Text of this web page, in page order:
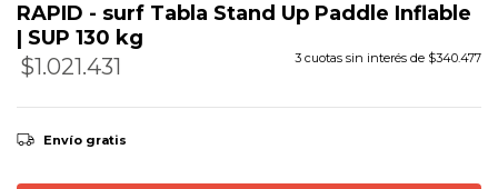
RAPID - surf Tabla Stand Up Paddle Inflable
| SUP 130 kg
$1.021.431 3 cuotas sin interés de $340.477
$844.157,85
Envío gratis